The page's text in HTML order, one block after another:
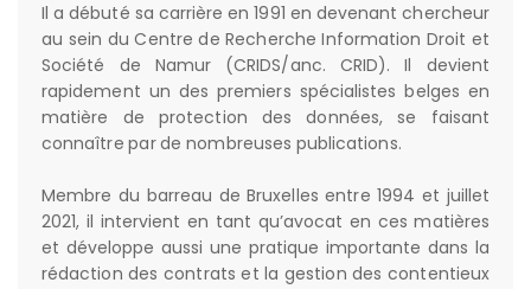
Il a débuté sa carrière en 1991 en devenant chercheur
au sein du Centre de Recherche Information Droit et
Société de Namur (CRIDS/anc. CRID). Il devient
rapidement un des premiers spécialistes belges en
matière de protection des données, se faisant
connaître par de nombreuses publications.
Membre du barreau de Bruxelles entre 1994 et juillet
2021, il intervient en tant qu’avocat en ces matières
et développe aussi une pratique importante dans la
rédaction des contrats et la gestion des contentieux